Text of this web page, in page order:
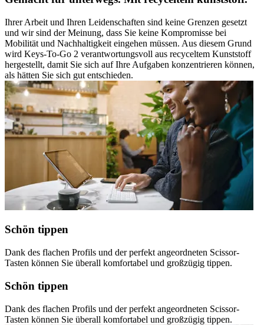
Ihrer Arbeit und Ihren Leidenschaften sind keine Grenzen gesetzt
und wir sind der Meinung, dass Sie keine Kompromisse bei
Mobilität und Nachhaltigkeit eingehen müssen. Aus diesem Grund
wird Keys-To-Go 2 verantwortungsvoll aus recyceltem Kunststoff
hergestellt, damit Sie sich auf Ihre Aufgaben konzentrieren können,
als hätten Sie sich gut entschieden.
Schön tippen
Dank des flachen Profils und der perfekt angeordneten Scissor-
Tasten können Sie überall komfortabel und großzügig tippen.
Schön tippen
Dank des flachen Profils und der perfekt angeordneten Scissor-
Tasten können Sie überall komfortabel und großzügig tippen.